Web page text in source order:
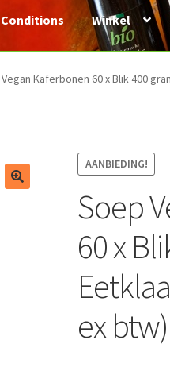
Winkel
Käferbonen 60 x Blik 400
AANBIEDING!
Soep
60 x
ex btw)